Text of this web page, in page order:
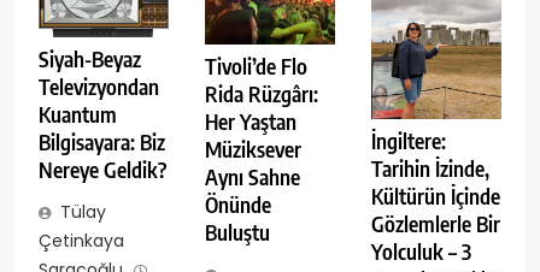
Siyah-Beyaz
Televizyondan
Kuantum
Bilgisayara: Biz
Nereye Geldik?
Tülay
Çetinkaya
Tivoli’de Flo
Rida Rüzgârı:
Her Yaştan
Müziksever
Aynı Sahne
Önünde
Buluştu
İngiltere:
Tarihin İzinde,
Kültürün İçinde
Gözlemlerle Bir
Yolculuk – 3